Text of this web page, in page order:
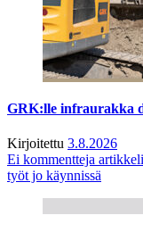
GRK:lle infraurakka
Kirjoitettu 3.8.2026
Ei kommentteja
työt jo käynnissä